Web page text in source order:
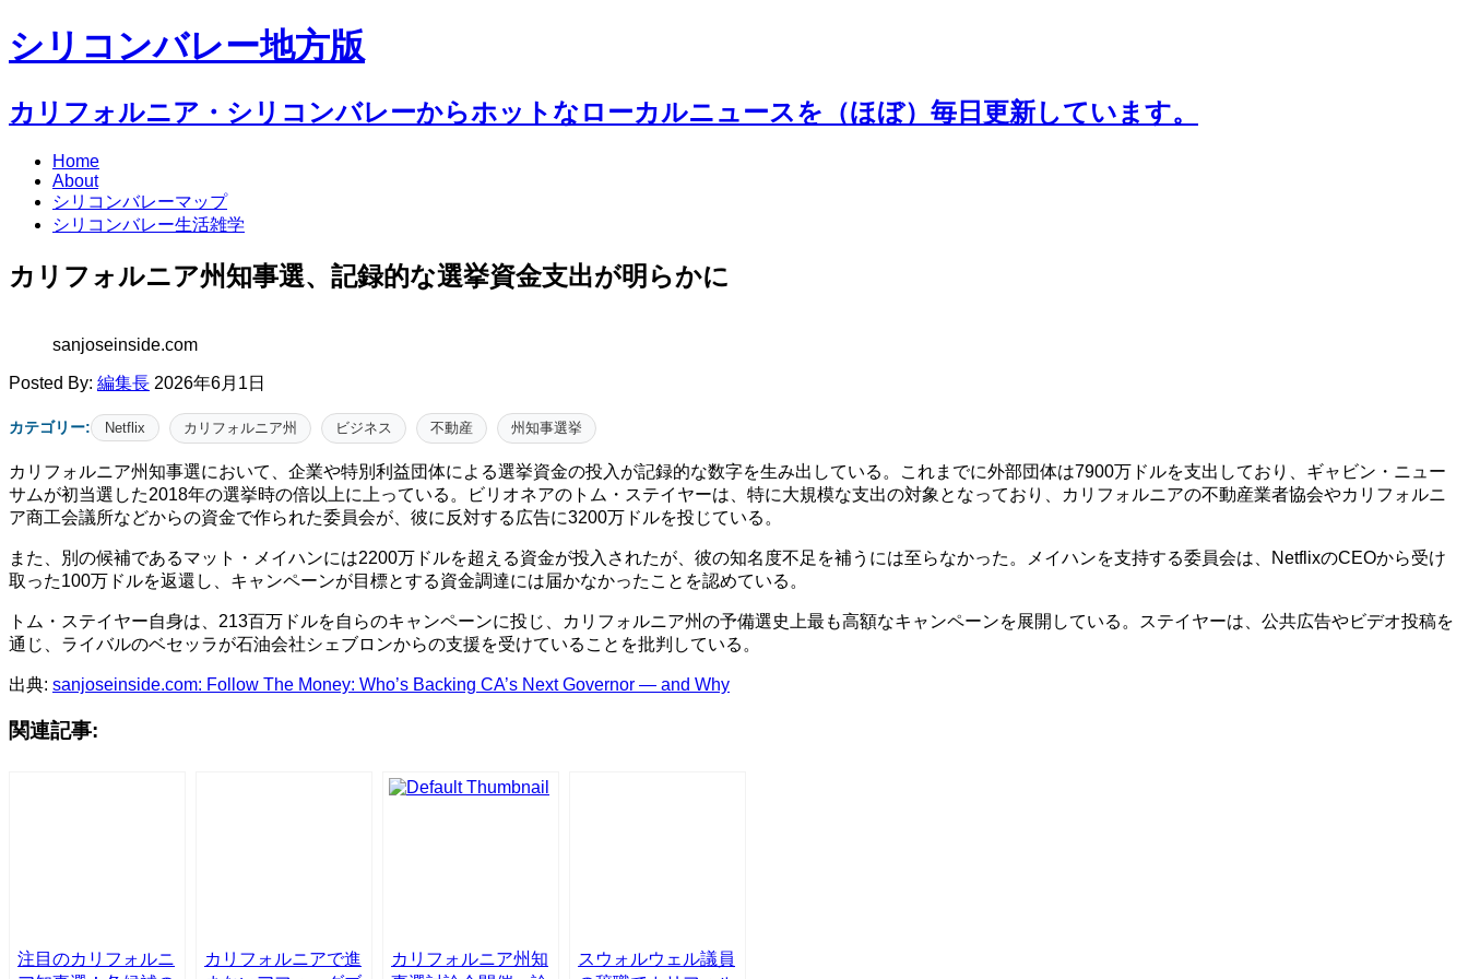
シリコンバレー地方版
カリフォルニア・シリコンバレーからホットなローカルニュースを（ほぼ）毎日更新しています。
Home
About
シリコンバレーマップ
シリコンバレー生活雑学
カリフォルニア州知事選、記録的な選挙資金支出が明らかに
sanjoseinside.com
Posted By: 編集長 2026年6月1日
カテゴリー: Netflix カリフォルニア州 ビジネス 不動産 州知事選挙
カリフォルニア州知事選において、企業や特別利益団体による選挙資金の投入が記録的な数字を生み出している。これまでに外部団体は7900万ドルを支出しており、ギャビン・ニュー
サムが初当選した2018年の選挙時の倍以上に上っている。ビリオネアのトム・ステイヤーは、特に大規模な支出の対象となっており、カリフォルニアの不動産業者協会やカリフォルニ
ア商工会議所などからの資金で作られた委員会が、彼に反対する広告に3200万ドルを投じている。
また、別の候補であるマット・メイハンには2200万ドルを超える資金が投入されたが、彼の知名度不足を補うには至らなかった。メイハンを支持する委員会は、NetflixのCEOから受け
取った100万ドルを返還し、キャンペーンが目標とする資金調達には届かなかったことを認めている。
トム・ステイヤー自身は、213百万ドルを自らのキャンペーンに投じ、カリフォルニア州の予備選史上最も高額なキャンペーンを展開している。ステイヤーは、公共広告やビデオ投稿を
通じ、ライバルのベセッラが石油会社シェブロンからの支援を受けていることを批判している。
出典: sanjoseinside.com: Follow The Money: Who’s Backing CA’s Next Governor — and Why
関連記事:
注目のカリフォルニ
カリフォルニアで進
カリフォルニア州知
スウォルウェル議員